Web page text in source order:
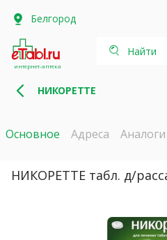
Белгород
интернет-аптека
Найти
НИКОРЕТТЕ
Основное Адреса Аналоги
НИКОРЕТТЕ табл. д/